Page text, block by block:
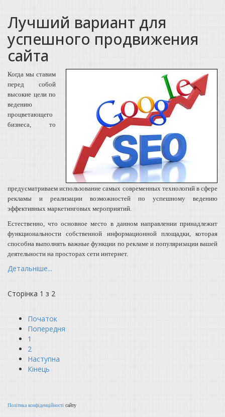
Лучший вариант для
успешного продвижения
сайта
Когда мы ставим
перед собой
высокие цели по
ведению
процветающего
бизнеса, то
предусматриваем использование самых современных технологий в сфере
рекламы и реализации возможностей по успешному ведению
эффективных маркетинговых мероприятий.
Естественно, что основное место в данном направлении принадлежит
функциональности собственной информационной площадки, которая
способна выполнять важные функции по рекламе и популяризации вашей
деятельности на просторах сети интернет.
Детальніше...
Сторінка 1 з 2
Початок
Попередня
1
2
Наступна
Кінець
Політика конфіденційності сайту